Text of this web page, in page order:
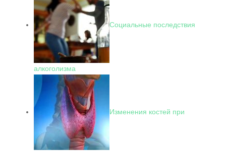
Социальные последствия
алкоголизма
Изменения костей при